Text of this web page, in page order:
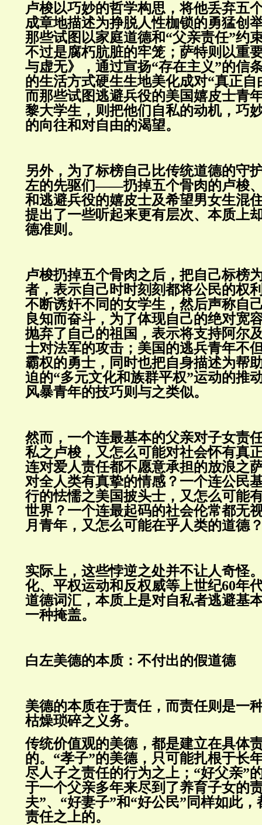
卢梭以巧妙的哲学构思，将他丢弃五
成章地描述为挣脱人性枷锁的勇猛创
那些试图以家庭道德和“父亲责任”约
不过是腐朽肮脏的牢笼；萨特则以重
与虚无》，通过宣扬“存在主义”的信
的生活方式硬生生地美化成对“真正自
而那些试图逃避兵役的美国嬉皮士青
黎大学生，则把他们自私的动机，巧
的向往和对自由的渴望。
另外，为了标榜自己比传统道德的守
左的先驱们——扔掉五个骨肉的卢梭
和逃避兵役的嬉皮士及希望男女生混
提出了一些听起来更有层次、本质上
德准则。
卢梭扔掉五个骨肉之后，把自己标榜
者，表示自己时时刻刻都将公民的权
不断诱奸不同的女学生，然后声称自
良知而奋斗，为了体现自己的绝对宽
抛弃了自己的祖国，表示将支持阿尔
士对法军的攻击；美国的逃兵青年不
霸权的勇士，同时也把自身描述为帮
迫的“多元文化和族群平权”运动的推
风暴青年的技巧则与之类似。
然而，一个连最基本的父亲对子女责
私之卢梭，又怎么可能对社会怀有真
连对爱人责任都不愿意承担的放浪之
对全人类有真挚的情感？一个连公民
行的怯懦之美国披头士，又怎么可能
世界？一个连最起码的社会伦常都无
月青年，又怎么可能在乎人类的道德
实际上，这些悖逆之处并不让人奇怪
化、平权运动和反权威等上世纪60年
道德词汇，本质上是对自私者逃避基
一种掩盖。
白左美德的本质：不付出的假道德
美德的本质在于责任，而责任则是一
枯燥琐碎之义务。
传统价值观的美德，都是建立在具体
的。“孝子”的美德，只可能扎根于长
尽人子之责任的行为之上；“好父亲”
于一个父亲多年来尽到了养育子女的
夫”、“好妻子”和“好公民”同样如此
责任之上的。